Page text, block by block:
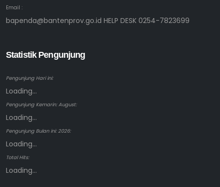
Email :
bapenda@bantenprov.go.id HELP DESK 0254-7823699
Statistik Pengunjung
Pengunjung Hari ini:
Loading...
Pengunjung Kemarin: August:
Loading...
Pengunjung Bulan ini: 2026:
Loading...
Total Hits:
Loading...